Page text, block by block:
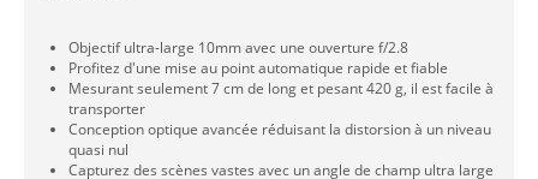
Objectif ultra-large 10mm avec une ouverture f/2.8
Profitez d'une mise au point automatique rapide et fiable
Mesurant seulement 7 cm de long et pesant 420 g, il est facile à
transporter
Conception optique avancée réduisant la distorsion à un niveau
quasi nul
Capturez des scènes vastes avec un angle de champ ultra large